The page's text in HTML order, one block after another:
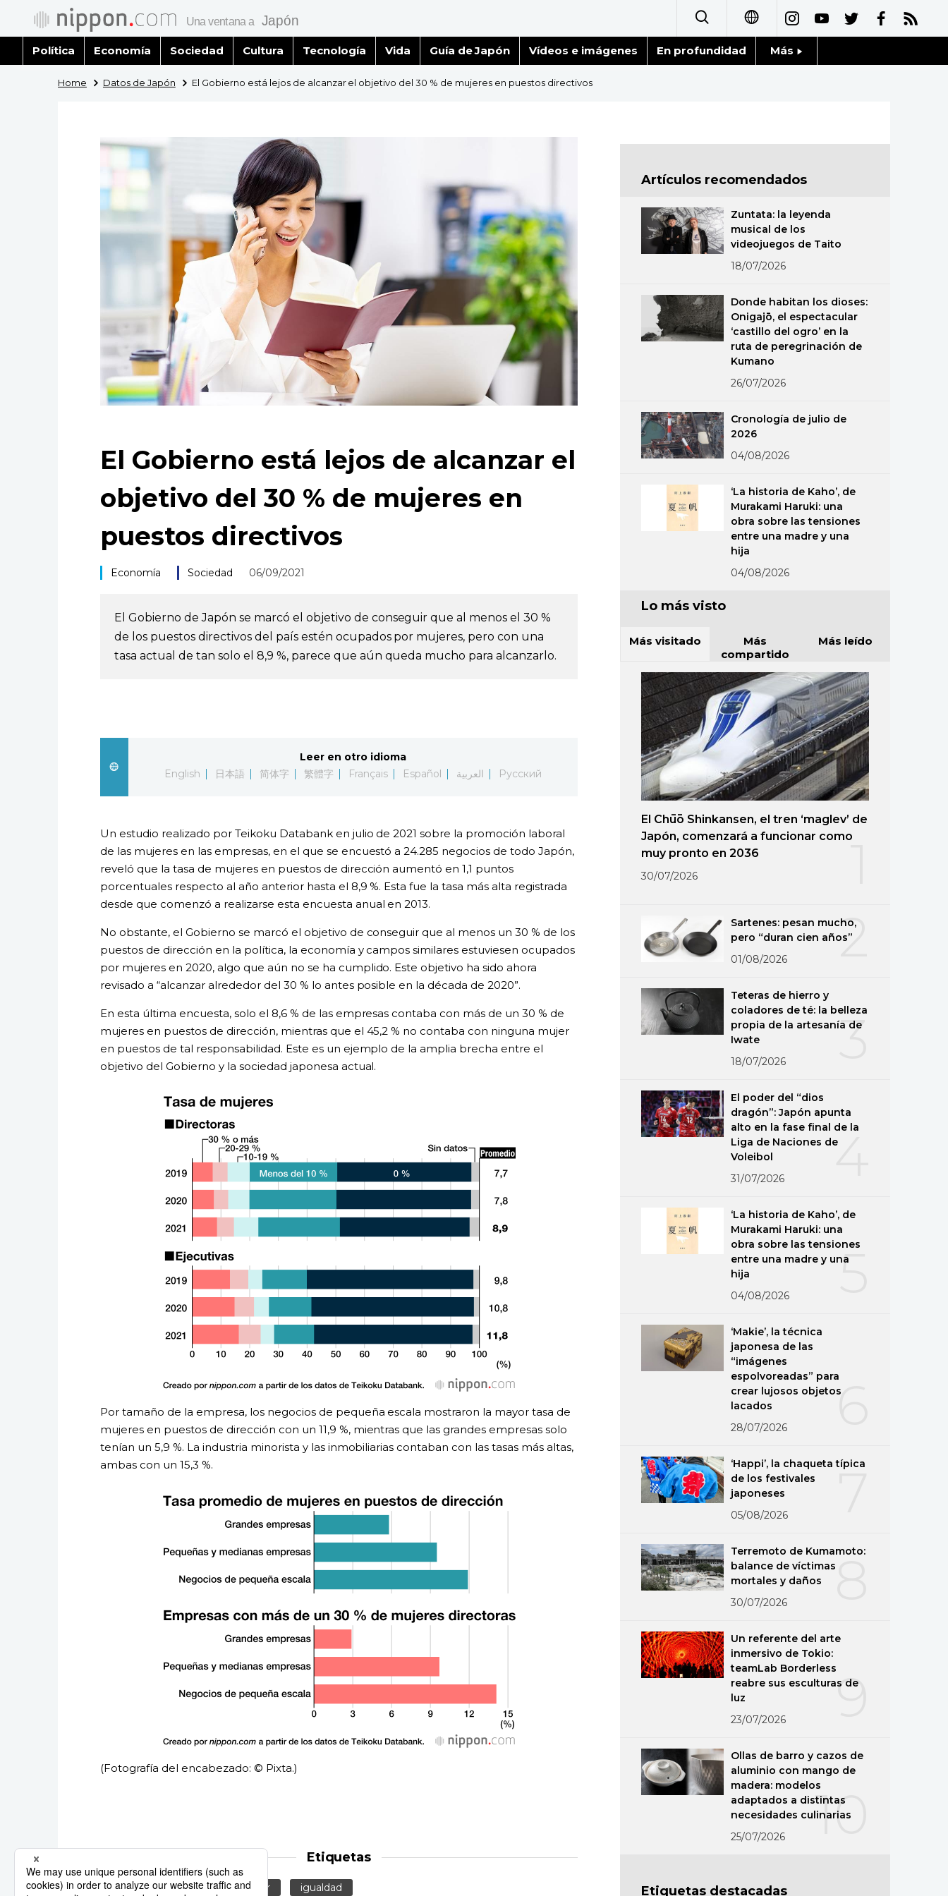
日本語
العربية
Русский
Política Economía Sociedad Cultura Tecnología Vida Guía de Japón Vídeos e imágenes En profundidad Más
Blog
Tokio
Avisos
Home Datos de Japón El Gobierno está lejos de alcanzar el objetivo del 30 % de mujeres en puestos directivos
El Gobierno está lejos de alcanzar el
objetivo del 30 % de mujeres en
puestos directivos
Economía Sociedad 06/09/2021
El Gobierno de Japón se marcó el objetivo de conseguir que al menos el 30 %
de los puestos directivos del país estén ocupados por mujeres, pero con una
tasa actual de tan solo el 8,9 %, parece que aún queda mucho para alcanzarlo.
Leer en otro idioma
English
日本語 简体字 繁體字 Français Español العربية Русский
Un estudio realizado por Teikoku Databank en julio de 2021 sobre la promoción laboral
de las mujeres en las empresas, en el que se encuestó a 24.285 negocios de todo Japón,
reveló que la tasa de mujeres en puestos de dirección aumentó en 1,1 puntos
porcentuales respecto al año anterior hasta el 8,9 %. Esta fue la tasa más alta registrada
desde que comenzó a realizarse esta encuesta anual en 2013.
No obstante, el Gobierno se marcó el objetivo de conseguir que al menos un 30 % de los
puestos de dirección en la política, la economía y campos similares estuviesen ocupados
por mujeres en 2020, algo que aún no se ha cumplido. Este objetivo ha sido ahora
revisado a “alcanzar alrededor del 30 % lo antes posible en la década de 2020”.
En esta última encuesta, solo el 8,6 % de las empresas contaba con más de un 30 % de
mujeres en puestos de dirección, mientras que el 45,2 % no contaba con ninguna mujer
en puestos de tal responsabilidad. Este es un ejemplo de la amplia brecha entre el
objetivo del Gobierno y la sociedad japonesa actual.
Por tamaño de la empresa, los negocios de pequeña escala mostraron la mayor tasa de
mujeres en puestos de dirección con un 11,9 %, mientras que las grandes empresas solo
tenían un 5,9 %. La industria minorista y las inmobiliarias contaban con las tasas más altas,
ambas con un 15,3 %.
(Fotografía del encabezado: © Pixta.)
Etiquetas
empresas japonesas mujer igualdad
Artículos recomendados
Zuntata: la leyenda
musical de los
videojuegos de Taito
18/07/2026
Donde habitan los dioses:
Onigajō, el espectacular
‘castillo del ogro’ en la
ruta de peregrinación de
Kumano
26/07/2026
Cronología de julio de
2026
04/08/2026
‘La historia de Kaho’, de
Murakami Haruki: una
obra sobre las tensiones
entre una madre y una
hija
04/08/2026
Lo más visto
Más visitado
Más
compartido
Más leído
El Chūō Shinkansen, el tren ‘maglev’ de
Japón, comenzará a funcionar como
muy pronto en 2036
30/07/2026
2
Sartenes: pesan mucho,
pero “duran cien años”
01/08/2026
3
Teteras de hierro y
coladores de té: la belleza
propia de la artesanía de
Iwate
18/07/2026
4
El poder del “dios
dragón”: Japón apunta
alto en la fase final de la
Liga de Naciones de
Voleibol
31/07/2026
5
‘La historia de Kaho’, de
Murakami Haruki: una
obra sobre las tensiones
entre una madre y una
hija
04/08/2026
6
‘Makie’, la técnica
japonesa de las
“imágenes
espolvoreadas” para
crear lujosos objetos
lacados
28/07/2026
7
‘Happi’, la chaqueta típica
de los festivales
japoneses
05/08/2026
8
Terremoto de Kumamoto:
balance de víctimas
mortales y daños
30/07/2026
9
Un referente del arte
inmersivo de Tokio:
teamLab Borderless
reabre sus esculturas de
luz
23/07/2026
10
Ollas de barro y cazos de
aluminio con mango de
madera: modelos
adaptados a distintas
necesidades culinarias
25/07/2026
Etiquetas destacadas